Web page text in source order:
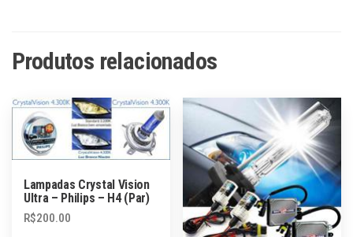
Produtos relacionados
Lampadas Crystal Vision
Ultra – Philips – H4 (Par)
R$200.00